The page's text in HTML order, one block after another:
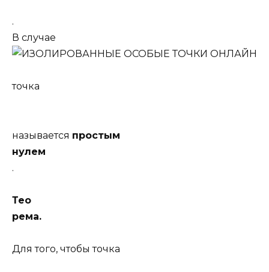
.
В случае
точка
называется простым
нулем
.
Тео
рема.
Для того, чтобы точка